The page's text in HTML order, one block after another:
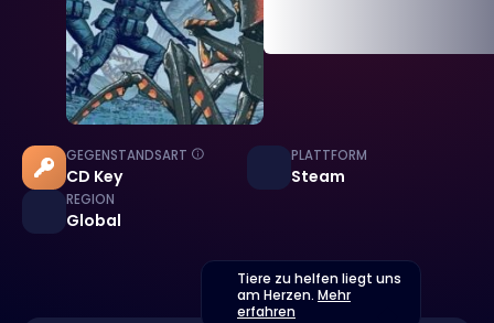
GEGENSTANDSART
CD Key
PLATTFORM
Steam
REGION
Global
Tiere zu helfen liegt uns
am Herzen. Mehr
erfahren